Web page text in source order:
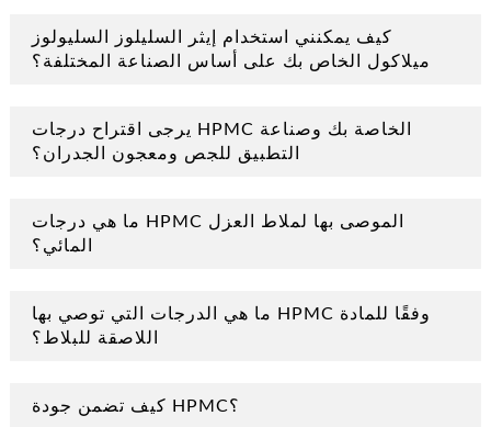
كيف يمكنني استخدام إيثر السليلوز السليولوز
ميلاكول الخاص بك على أساس الصناعة المختلفة؟
يرجى اقتراح درجات HPMC الخاصة بك وصناعة
التطبيق للجص ومعجون الجدران؟
ما هي درجات HPMC الموصى بها لملاط العزل
المائي؟
ما هي الدرجات التي توصي بها HPMC وفقًا للمادة
اللاصقة للبلاط؟
كيف تضمن جودة HPMC؟